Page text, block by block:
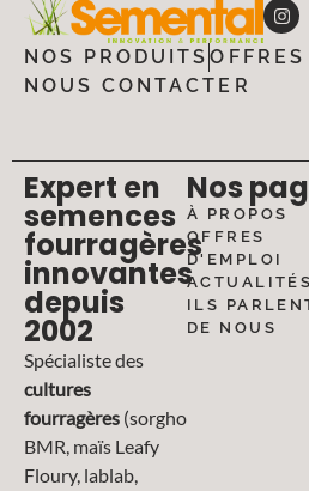
NOS PRODUITS
NOUS CONTACTER
Expert en
semences
fourragères
innovantes
depuis
2002
Spécialiste des
cultures
fourragères (sorgho
BMR, maïs Leafy
Floury, lablab,
Nos
À PROPOS
OFFRES
D'EMPLOI
ACTUALITÉS
ILS
DE NOUS